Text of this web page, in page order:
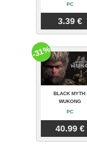
PC
3.39 €
BLACK MYTH:
WUKONG
PC
40.99 €
-31%